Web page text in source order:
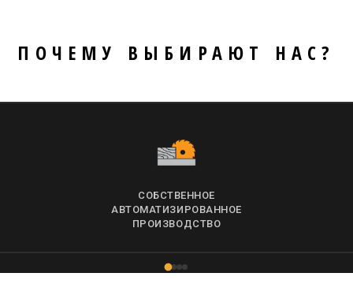
ПОЧЕМУ ВЫБИРАЮТ НАС?
СОБСТВЕННОЕ
АВТОМАТИЗИРОВАННОЕ
ПРОИЗВОДСТВО